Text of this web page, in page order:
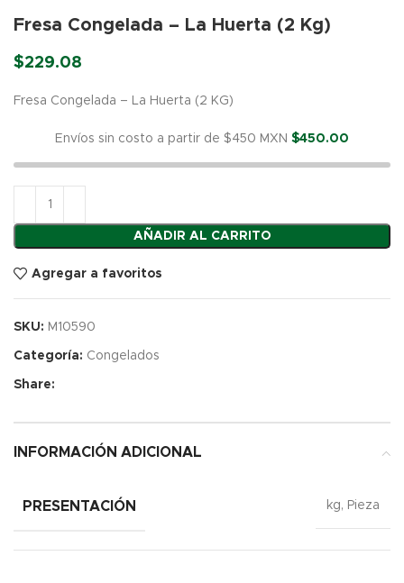
Fresa Congelada – La Huerta (2 Kg)
$229.08
Fresa Congelada – La Huerta (2 KG)
AÑADIR AL CARRITO
Envíos sin costo a partir de $450 MXN $450.00
Agregar a favoritos
SKU: M10590
Categoría: Congelados
Share:
INFORMACIÓN ADICIONAL
PRESENTACIÓN kg, Pieza